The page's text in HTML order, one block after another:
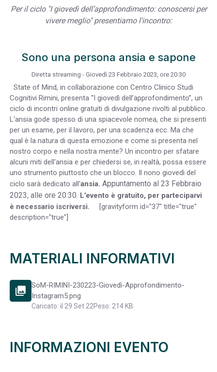
Per il ciclo "I giovedì dell’approfondimento: conoscersi per
vivere meglio" presentiamo l'incontro:
Sono una persona ansia e sapone
Diretta streaming - Giovedì 23 Febbraio 2023, ore 20:30
State of Mind, in collaborazione con Centro Clinico Studi
Cognitivi Rimini, presenta “I giovedì dell’approfondimento”, un
ciclo di incontri online gratuiti di divulgazione rivolti al pubblico.
L'ansia gode spesso di una spiacevole nomea, che si presenti
per un esame, per il lavoro, per una scadenza ecc. Ma che
qual è la natura di questa emozione e come si presenta nel
nostro corpo e nella nostra mente? Un incontro per sfatare
alcuni miti dell'ansia e per chiedersi se, in realtà, possa essere
uno strumento piuttosto che un blocco. Il nono giovedì del
ciclo sarà dedicato all'ansia. Appuntamento al 23 Febbraio
2023, alle ore 20:30. L’evento è gratuito, per parteciparvi
è necessario iscriversi.
[gravityform id="37" title="true"
description="true"]
MATERIALI INFORMATIVI
photo_library
SoM-RIMINI-230223-Giovedì-Approfondimento-
Instagram5.png
Caricato: il 29 Set 22Peso: 214 KB
INFORMAZIONI EVENTO